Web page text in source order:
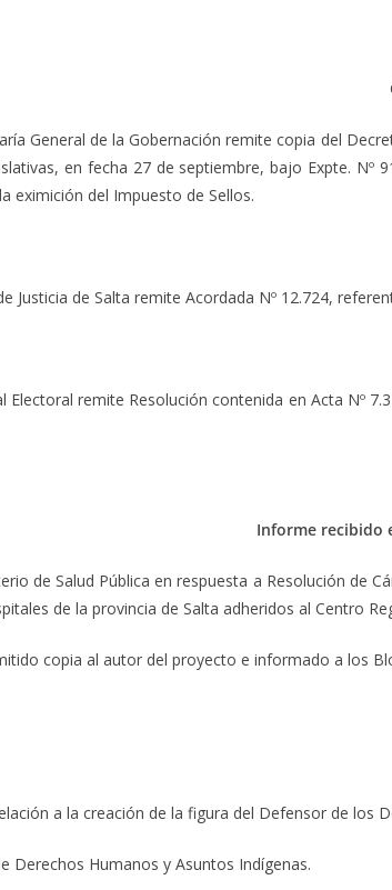
de la Gobernación remite copia del
en fecha 27 de septiembre, bajo Expte.
eximición del Impuesto de Sellos.
de Salta remite Acordada Nº 12.724,
remite Resolución contenida en Acta Nº
Informe recibido
Salud Pública en respuesta a Resolución de
de la provincia de Salta adheridos al Centro
copia al autor del proyecto e informado a los
a la creación de la figura del Defensor de los
Derechos Humanos y Asuntos Indígenas.